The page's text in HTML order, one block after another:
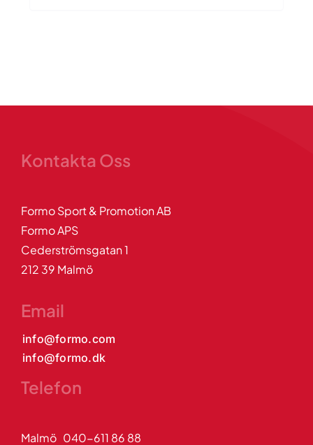
Kontakta Oss
Formo Sport & Promotion AB
Formo APS
Cederströmsgatan 1
212 39 Malmö
Email
info@formo.com
info@formo.dk
Telefon
Malmö 040-611 86 88